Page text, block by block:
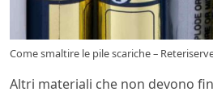
Come smaltire le pile scariche –
Altri materiali che non devono